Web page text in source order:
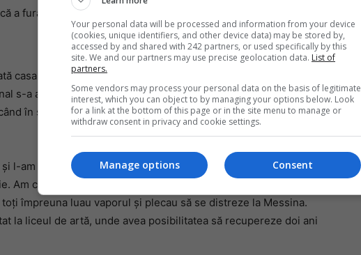
a furat un telefon din vestiarele de unde făcea antrenament.
casa, dar nu au găsit nimic pentru că fiul meu îl vânduse cu 20
s-a ales cu dosar penal. Am umblat doi ani și am cheltuit o
în sfârșit procesul s-a încheiat cu sentința de doi ani cu
l-am înscris la liceu. Mi-am făcut speranțe mari, putea avea un
Am cheltuit o grămadă de bani pe cărți, pe uniforme, iar el nu se
împreuna luau vaporul și plecau să se distreze la Messina.
la liceul de artă, unde avea posibilitatea să recupereze doi ani
Your personal data will be processed and information from your device
(cookies, unique identifiers, and other device data) may be stored by,
accessed by and shared with 242 partners, or used specifically by this
site. We and our partners may use precise geolocation data. List of
partners.
Some vendors may process your personal data on the basis of legitimate
interest, which you can object to by managing your options below. Look
for a link at the bottom of this page or in the site menu to manage or
withdraw consent in privacy and cookie settings.
Consent
Manage options